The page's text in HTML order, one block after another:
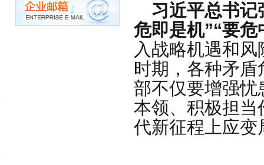
习近平总书记
危即是机”“要
入战略机遇和
时期，各种矛
部不仅要增强忧
本领、积极担当
代新征程上应变